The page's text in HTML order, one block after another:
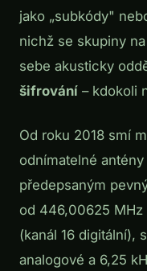
jako „subkódy"
nichž se skupiny
sebe akusticky
šifrování – kdokoli
Od roku 2018 smí
odnímatelné
předepsaným
od 446,00625 MHz
(kanál 16 digitální),
analogové a 6,25